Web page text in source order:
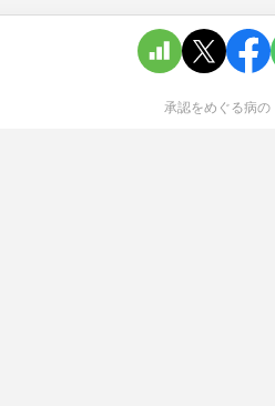
承認をめぐる病の